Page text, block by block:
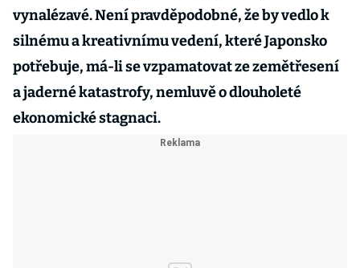
vynalézavé. Není pravděpodobné, že by vedlo k
silnému a kreativnímu vedení, které Japonsko
potřebuje, má-li se vzpamatovat ze zemětřesení
a jaderné katastrofy, nemluvě o dlouholeté
ekonomické stagnaci.